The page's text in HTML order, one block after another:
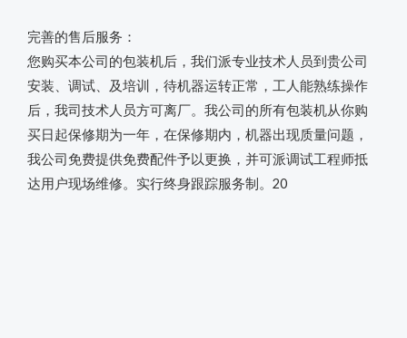
完善的售后服务：
您购买本公司的包装机后，我们派专业技术人员到贵公司
安装、调试、及培训，待机器运转正常，工人能熟练操作
后，我司技术人员方可离厂。我公司的所有包装机从你购
买日起保修期为一年，在保修期内，机器出现质量问题，
我公司免费提供免费配件予以更换，并可派调试工程师抵
达用户现场维修。实行终身跟踪服务制。20